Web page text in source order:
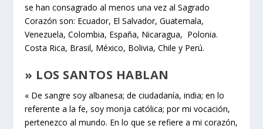
se han consagrado al menos una vez al Sagrado
Corazón son: Ecuador, El Salvador, Guatemala,
Venezuela, Colombia, España, Nicaragua, Polonia.
Costa Rica, Brasil, México, Bolivia, Chile y Perú.
» LOS SANTOS HABLAN
« De sangre soy albanesa; de ciudadanía, india; en lo
referente a la fe, soy monja católica; por mi vocación,
pertenezco al mundo. En lo que se refiere a mi corazón,